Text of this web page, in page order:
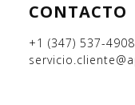
CONTACTO
+1 (347) 537-4908